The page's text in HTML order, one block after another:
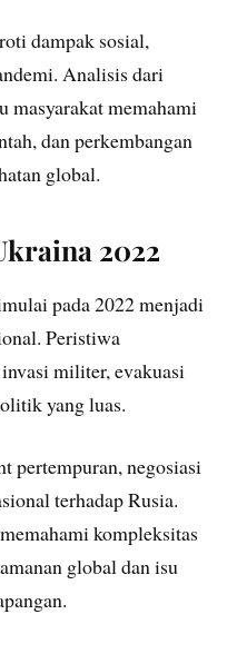
dampak sosial,
Analisis dari
masyarakat memahami
dan perkembangan
global.
2022
pada 2022 menjadi
Peristiwa
militer, evakuasi
yang luas.
pertempuran, negosiasi
terhadap Rusia.
kompleksitas
global dan isu